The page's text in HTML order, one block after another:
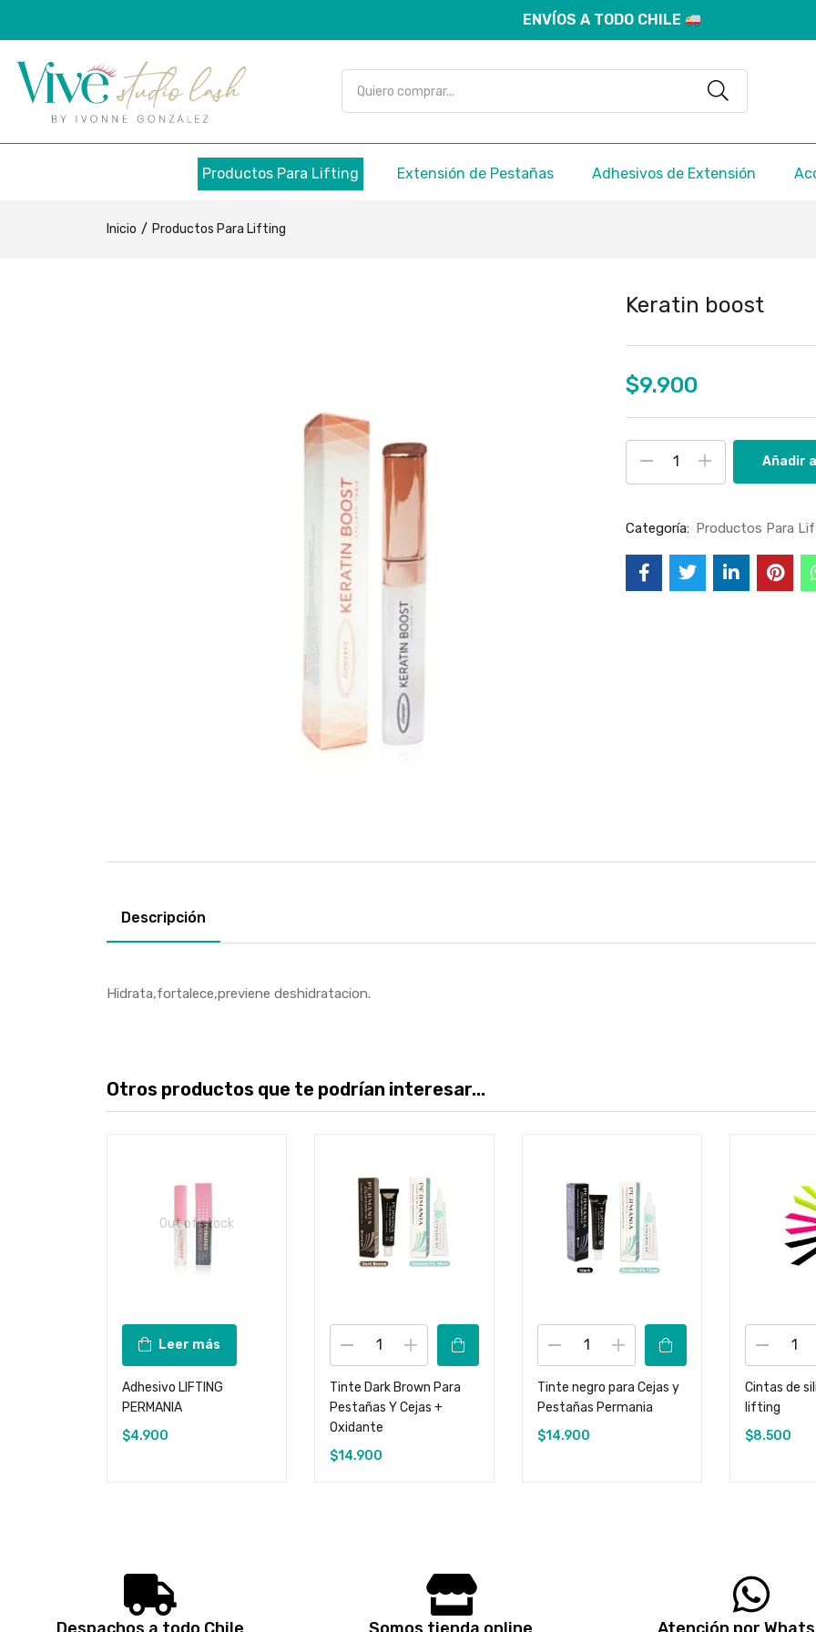
ENVÍOS A TODO CHILE
Productos Para Lifting Extensión de Pestañas Adhesivos de Extensión
Inicio Productos Para Lifting
Keratin boost
$9.900
Añadir
Categoría: Productos Para
Descripción
Hidrata,fortalece,previene deshidratacion.
Otros productos que te podrían interesar...
Out of stock
Leer más
Adhesivo LIFTING
PERMANIA
$4.900
Tinte Dark Brown Para
Pestañas Y Cejas +
Oxidante
$14.900
Tinte negro para Cejas y
Pestañas Permania
$14.900
Cintas de
lifting
$8.500